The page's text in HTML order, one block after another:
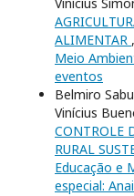
ALIMENTAR ,
Meio
eventos
Belmiro
Vinícius
CONTROLE
RURAL
Educação e
especial: